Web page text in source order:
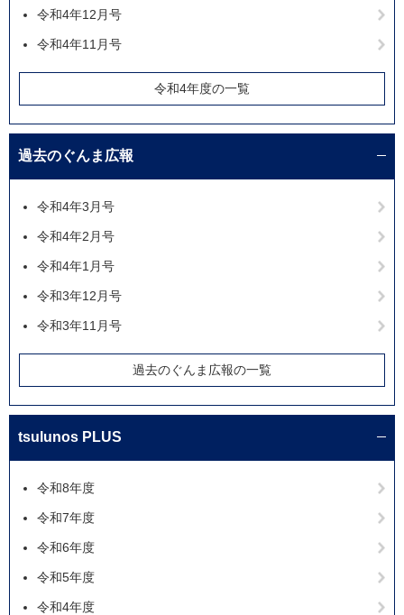
令和4年12月号
令和4年11月号
令和4年度の一覧
過去のぐんま広報
令和4年3月号
令和4年2月号
令和4年1月号
令和3年12月号
令和3年11月号
過去のぐんま広報の一覧
tsulunos PLUS
令和8年度
令和7年度
令和6年度
令和5年度
令和4年度